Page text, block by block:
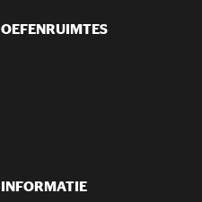
OEFENRUIMTES
INFORMATIE